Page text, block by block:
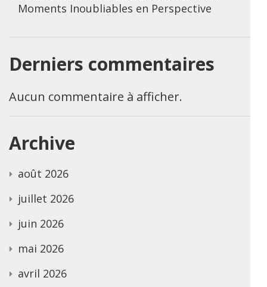
Moments Inoubliables en Perspective
Derniers commentaires
Aucun commentaire à afficher.
Archive
août 2026
juillet 2026
juin 2026
mai 2026
avril 2026